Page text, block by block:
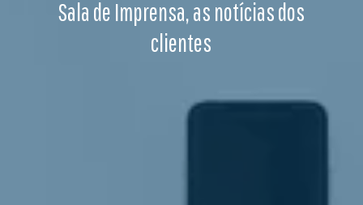
Sala de Imprensa, as notícias dos
clientes